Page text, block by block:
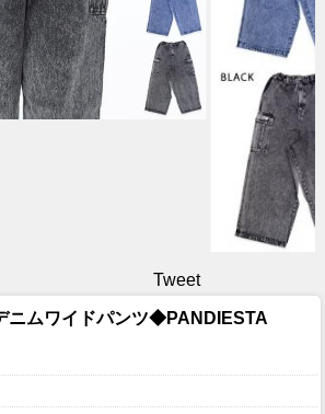
Tweet
ニムワイドパンツ◆PANDIESTA